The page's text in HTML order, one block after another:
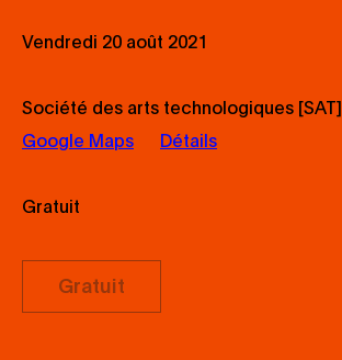
Vendredi 20 août 2021
Société des arts technologiques [SAT]
Google Maps
Détails
Gratuit
Gratuit